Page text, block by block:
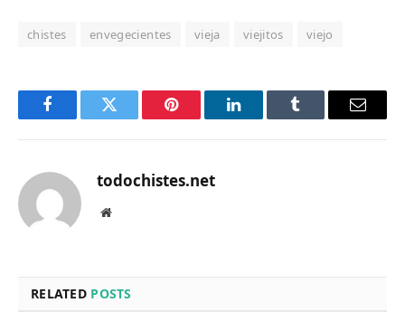
chistes envegecientes vieja viejitos viejo
FacebookTwitter Pinterest LinkedInTumblr Email
todochistes.net
Website
RELATED POSTS